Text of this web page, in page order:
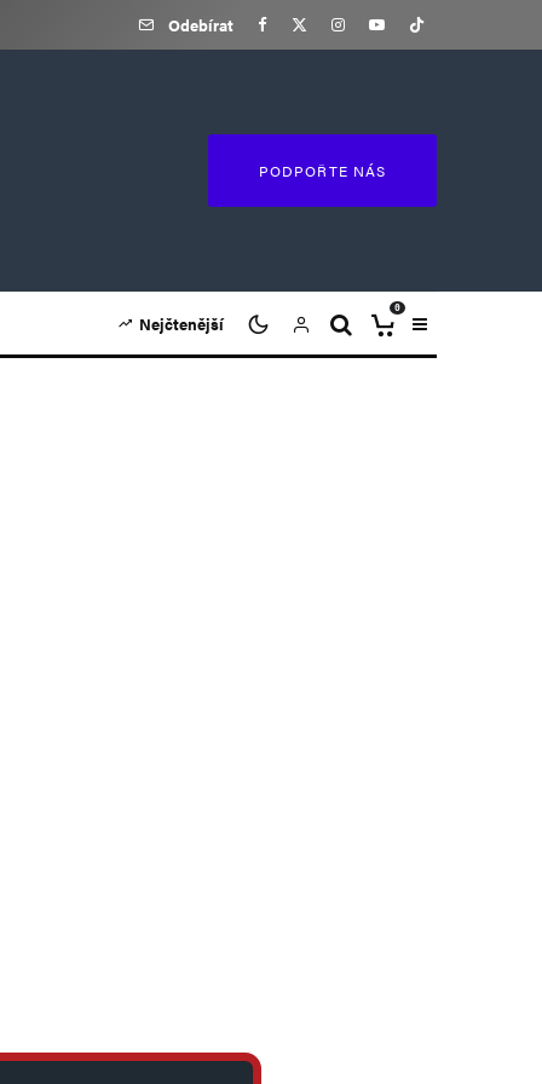
Odebírat
PODPOŘTE NÁS
Nejčtenější
0